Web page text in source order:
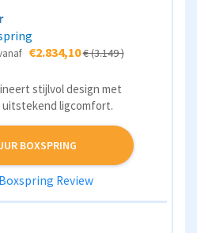
€2.834,10€ (3.149 )
stijlvol design met
uitstekend ligcomfort.
BOXSPRING
Review